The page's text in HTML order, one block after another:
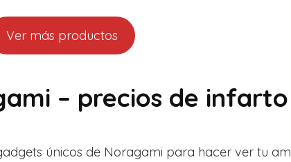
Ver más productos
– precios de infarto
únicos de Noragami para hacer ver tu